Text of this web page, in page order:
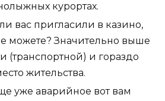
курортах.
вас пригласили в казино,
можете? Значительно выше
(транспортной) и гораздо
жительства.
уже аварийное вот вам